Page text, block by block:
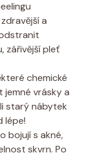
a
zářivější ​pleť
⁤chemické
vrásky a
starý nábytek
lépe!
bojují s akné,
skvrn. Po